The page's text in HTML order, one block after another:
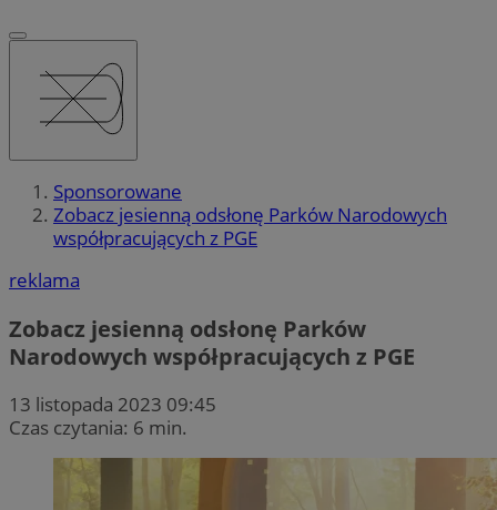
Sponsorowane
Zobacz jesienną odsłonę Parków Narodowych
współpracujących z PGE
reklama
Zobacz jesienną odsłonę Parków
Narodowych współpracujących z PGE
13 listopada 2023 09:45
Czas czytania: 6 min.